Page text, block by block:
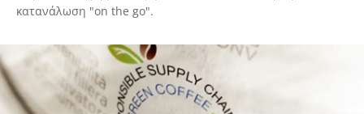
κατανάλωση "on the go".